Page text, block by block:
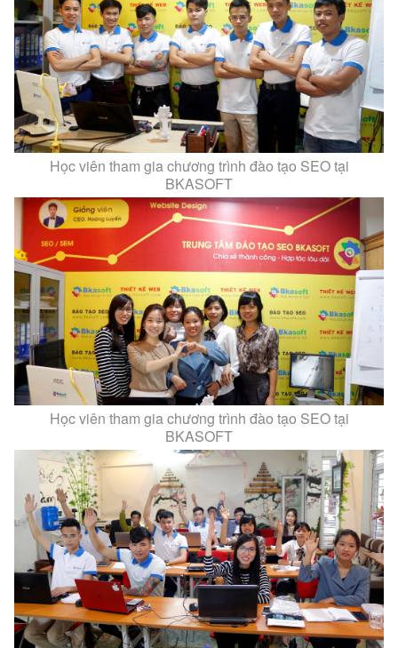
Học viên tham gia chương trình đào tạo SEO tại
BKASOFT
Học viên tham gia chương trình đào tạo SEO tại
BKASOFT